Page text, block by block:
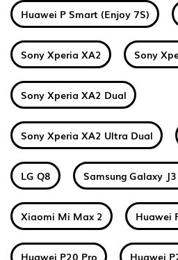
Huawei P Smart (Enjoy 7S)
Sony Xperia XA2 Sony
Sony Xperia XA2 Dual
Sony Xperia XA2 Ultra Dual
LG Q8 Samsung Galaxy
Xiaomi Mi Max 2 Huawei
Huawei P20 Pro Huawei